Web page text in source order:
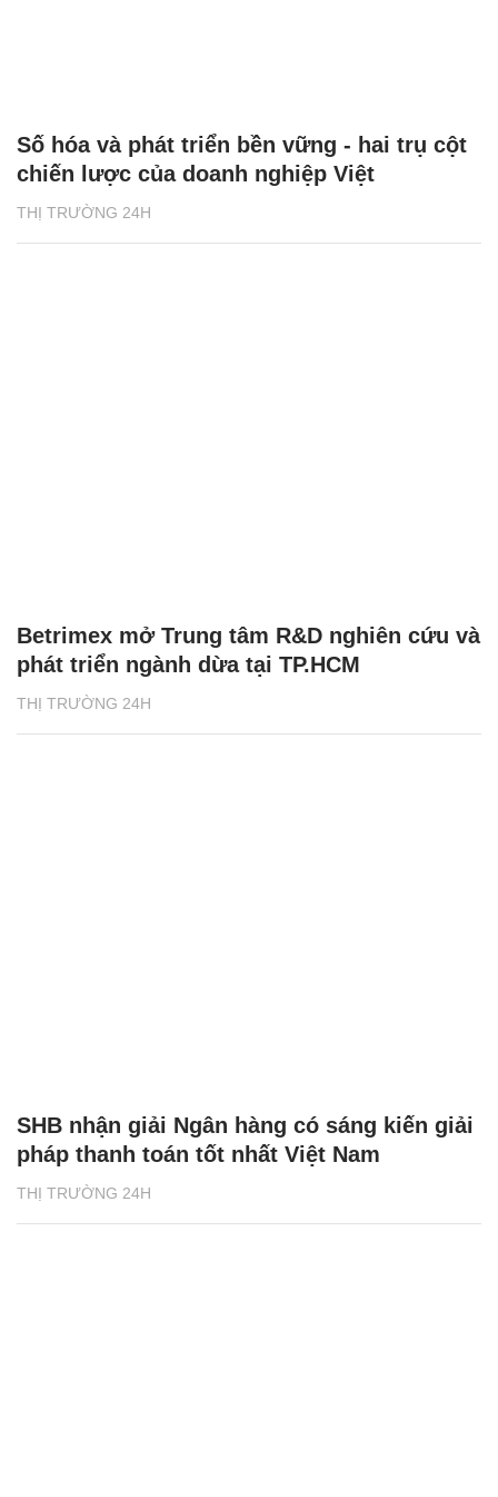
THỊ TRƯỜNG 24H
Số hóa và phát triển bền vững - hai trụ cột
chiến lược của doanh nghiệp Việt
THỊ TRƯỜNG 24H
Betrimex mở Trung tâm R&D nghiên cứu và
phát triển ngành dừa tại TP.HCM
THỊ TRƯỜNG 24H
SHB nhận giải Ngân hàng có sáng kiến giải
pháp thanh toán tốt nhất Việt Nam